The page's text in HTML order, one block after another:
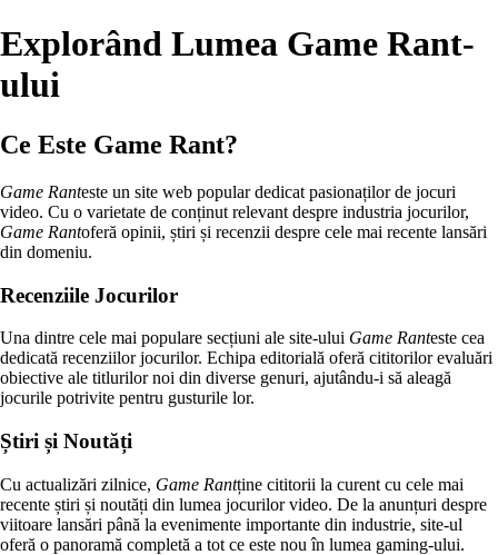
Explorând Lumea Game Rant-
ului
Ce Este Game Rant?
Game Ranteste un site web popular dedicat pasionaților de jocuri
video. Cu o varietate de conținut relevant despre industria jocurilor,
Game Rantoferă opinii, știri și recenzii despre cele mai recente lansări
din domeniu.
Recenziile Jocurilor
Una dintre cele mai populare secțiuni ale site-ului Game Ranteste cea
dedicată recenziilor jocurilor. Echipa editorială oferă cititorilor evaluări
obiective ale titlurilor noi din diverse genuri, ajutându-i să aleagă
jocurile potrivite pentru gusturile lor.
Știri și Noutăți
Cu actualizări zilnice, Game Rantține cititorii la curent cu cele mai
recente știri și noutăți din lumea jocurilor video. De la anunțuri despre
viitoare lansări până la evenimente importante din industrie, site-ul
oferă o panoramă completă a tot ce este nou în lumea gaming-ului.